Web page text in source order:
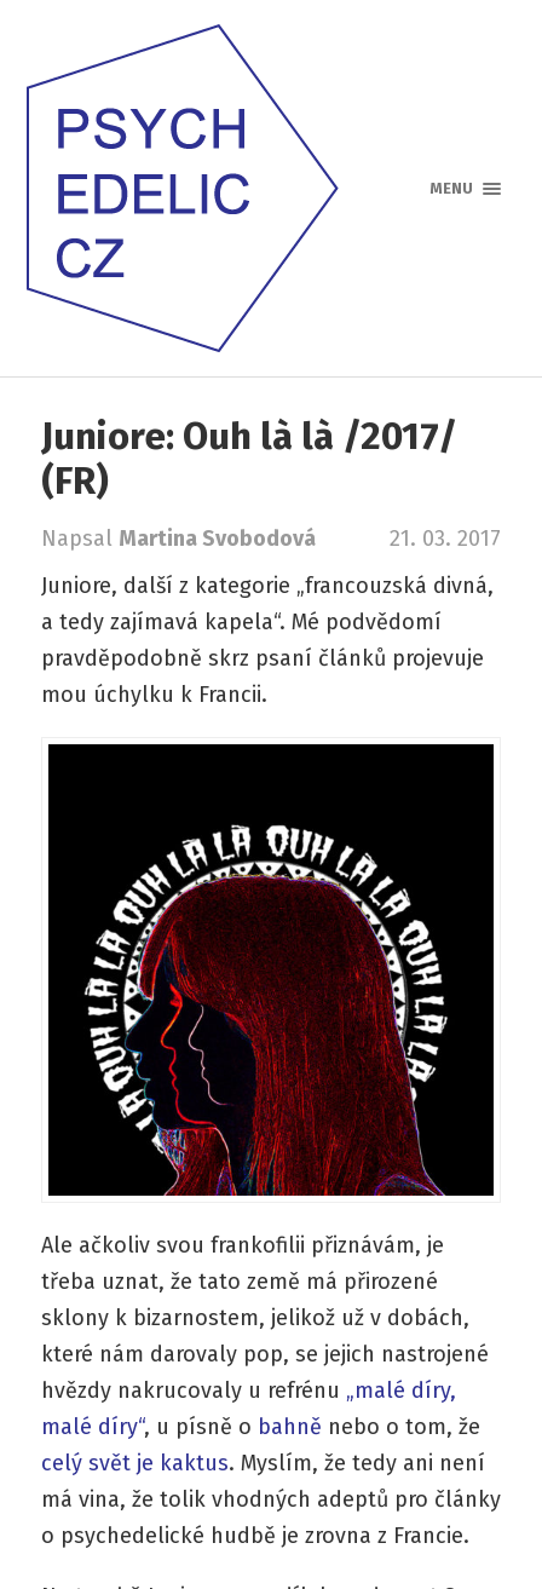
MENU
Juniore: Ouh là là /2017/
(FR)
Napsal Martina Svobodová
21. 03. 2017
Juniore, další z kategorie „francouzská divná,
a tedy zajímavá kapela“. Mé podvědomí
pravděpodobně skrz psaní článků projevuje
mou úchylku k Francii.
Ale ačkoliv svou frankofilii přiznávám, je
třeba uznat, že tato země má přirozené
sklony k bizarnostem, jelikož už v dobách,
které nám darovaly pop, se jejich nastrojené
hvězdy nakrucovaly u refrénu „malé díry,
malé díry“, u písně o bahně nebo o tom, že
celý svět je kaktus. Myslím, že tedy ani není
má vina, že tolik vhodných adeptů pro články
o psychedelické hudbě je zrovna z Francie.